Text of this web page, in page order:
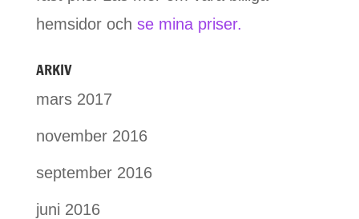
hemsidor och se mina priser.
ARKIV
mars 2017
november 2016
september 2016
juni 2016